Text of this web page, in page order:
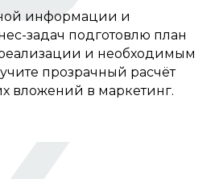
информации и
задач подготовлю план
и необходимым
прозрачный расчёт
вложений в маркетинг.